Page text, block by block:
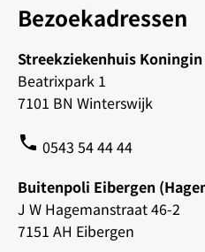
Bezoekadressen
Streekziekenhuis
Beatrixpark 1
7101 BN Winterswijk
phone 0543 54 44 44
Buitenpoli Eibergen
J W Hagemanstraat 46-2
7151 AH Eibergen